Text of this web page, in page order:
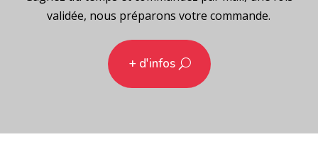
validée, nous préparons votre commande.
+ d'infos